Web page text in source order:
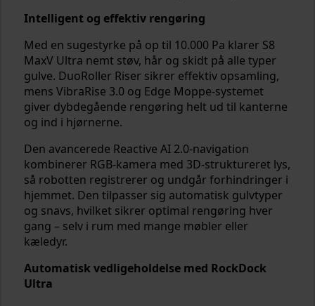
Intelligent og effektiv rengøring
Med en sugestyrke på op til 10.000 Pa klarer S8
MaxV Ultra nemt støv, hår og skidt på alle typer
gulve. DuoRoller Riser sikrer effektiv opsamling,
mens VibraRise 3.0 og Edge Moppe-systemet
giver dybdegående rengøring helt ud til kanterne
og ind i hjørnerne.
Den avancerede Reactive AI 2.0-navigation
kombinerer RGB-kamera med 3D-struktureret lys,
så robotten registrerer og undgår forhindringer i
hjemmet. Den tilpasser sig automatisk gulvtyper
og snavs, hvilket sikrer optimal rengøring hver
gang – selv i rum med mange møbler eller
kæledyr.
Automatisk vedligeholdelse med RockDock
Ultra